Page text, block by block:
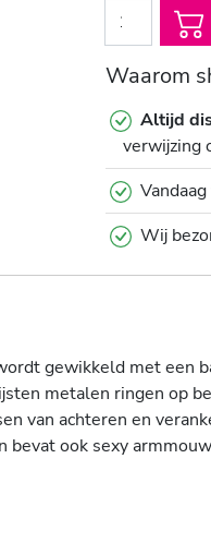
Waarom
Altijd
verwijzing
Vandaag
Wij
gewikkeld met een
metalen ringen op
van achteren en
ook sexy